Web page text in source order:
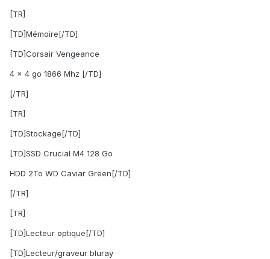
[TR]
[TD]Mémoire[/TD]
[TD]Corsair Vengeance
4 x 4 go 1866 Mhz [/TD]
[/TR]
[TR]
[TD]Stockage[/TD]
[TD]SSD Crucial M4 128 Go
HDD 2To WD Caviar Green[/TD]
[/TR]
[TR]
[TD]Lecteur optique[/TD]
[TD]Lecteur/graveur bluray